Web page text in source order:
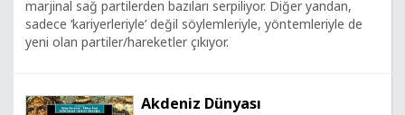
marjinal sağ partilerden bazıları serpiliyor. Diğer yandan,
sadece ‘kariyerleriyle’ değil söylemleriyle, yöntemleriyle de
yeni olan partiler/hareketler çıkıyor.
Akdeniz Dünyası